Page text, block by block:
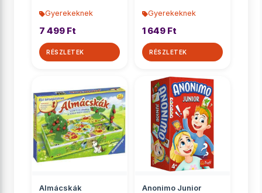
Gyerekeknek
7 499 Ft
RÉSZLETEK
Gyerekeknek
1 649 Ft
RÉSZLETEK
Almácskák
Anonimo Junior